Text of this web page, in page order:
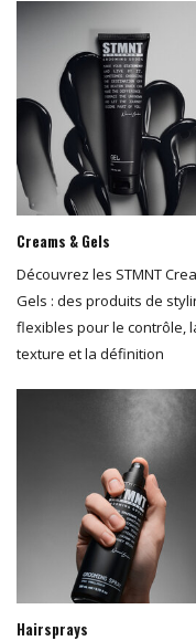
Creams & Gels
Découvrez les STMNT
Gels : des produits de
flexibles pour le contrôle,
texture et la définition
Hairsprays